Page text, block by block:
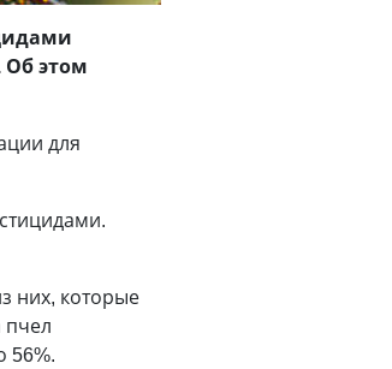
этом
для
них, которые
пчел
56%.